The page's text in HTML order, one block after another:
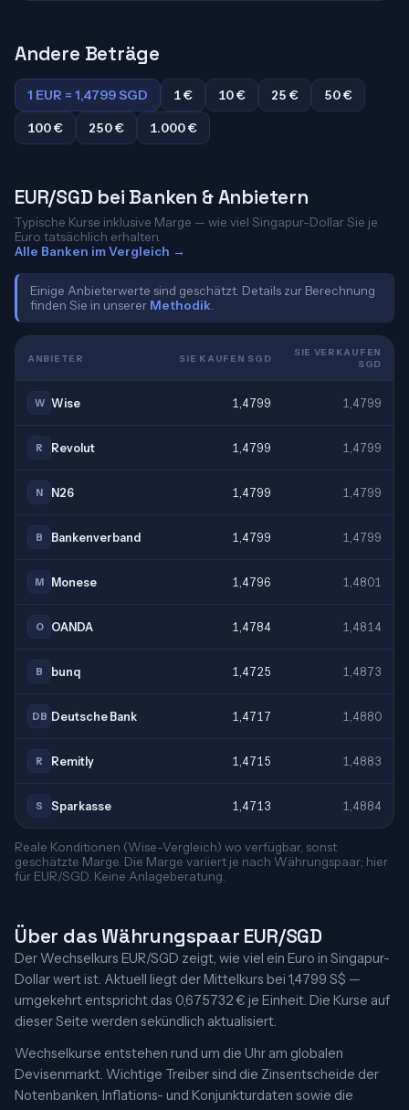
Andere Beträge
1 EUR = 1,4799 SGD 1 € 10 € 25 €
50 €
100 €
250 € 1.000 €
EUR/SGD bei Banken & Anbietern
Typische Kurse inklusive Marge — wie viel Singapur-Dollar Sie je
Euro tatsächlich erhalten.
Alle Banken im Vergleich →
Einige Anbieterwerte sind geschätzt. Details zur Berechnung
finden Sie in unserer Methodik
ANBIETER SIE KAUFEN SGD
SIE VERKAUFEN
SGD
W Wise 1,4799 1,4799
R Revolut 1,4799 1,4799
N N26 1,4799 1,4799
B Bankenverband 1,4799 1,4799
M Monese 1,4796 1,4801
O OANDA 1,4784 1,4814
B bunq 1,4725 1,4873
DB Deutsche Bank 1,4717 1,4880
R Remitly 1,4715 1,4883
S Sparkasse 1,4713 1,4884
Reale Konditionen (Wise-Vergleich) wo verfügbar, sonst
geschätzte Marge. Die Marge variiert je nach Währungspaar; hier
für EUR/SGD. Keine Anlageberatung.
Über das Währungspaar EUR/SGD
Der Wechselkurs EUR/SGD zeigt, wie viel ein Euro in Singapur-
Dollar wert ist. Aktuell liegt der Mittelkurs bei 1,4799 S$ —
umgekehrt entspricht das 0,675732 € je Einheit. Die Kurse auf
dieser Seite werden sekündlich aktualisiert.
Wechselkurse entstehen rund um die Uhr am globalen
Devisenmarkt. Wichtige Treiber sind die Zinsentscheide der
Notenbanken, Inflations- und Konjunkturdaten sowie die